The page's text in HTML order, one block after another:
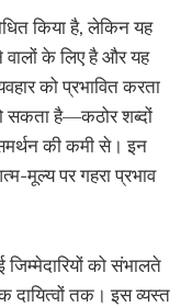
किया है, लेकिन यह
के लिए है और यह
को प्रभावित करता
सकता है—कठोर शब्दों
की कमी से। इन
मूल्य पर गहरा प्रभाव
को संभालते
दायित्वों तक। इस व्यस्त